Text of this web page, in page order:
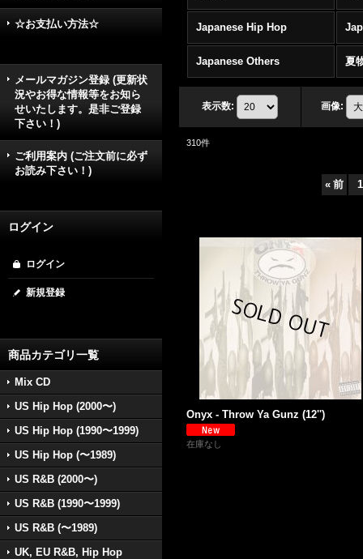
☆お支払い方法☆
メールマガジン登録 (更新状
況やお得な情報等をお知ら
せいたします。是非ご登録
下さい！)
ご利用案内 (ご注文前に必ず
お読み下さい！)
ログイン
ログイン
新規登録
商品カテゴリ一覧
Mix CD
US Hip Hop (2000〜)
US Hip Hop (1990〜1999)
US Hip Hop (〜1989)
US R&B (2000〜)
US R&B (1990〜1999)
US R&B (〜1989)
UK, EU R&B, Hip Hop
Japanese Hip Hop
Japanese Others 夏
表示数: 画像:
310件
« 前 1
Onyx - Throw Ya Gunz (12'')
在庫なし